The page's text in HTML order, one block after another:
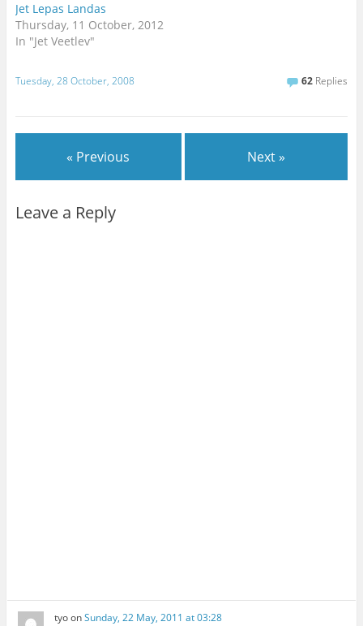
Jet Lepas Landas
Thursday, 11 October, 2012
In "Jet Veetlev"
Tuesday, 28 October, 2008 62 Replies
« Previous Next »
Leave a Reply
tyoonSunday, 22 May, 2011 at 03:28